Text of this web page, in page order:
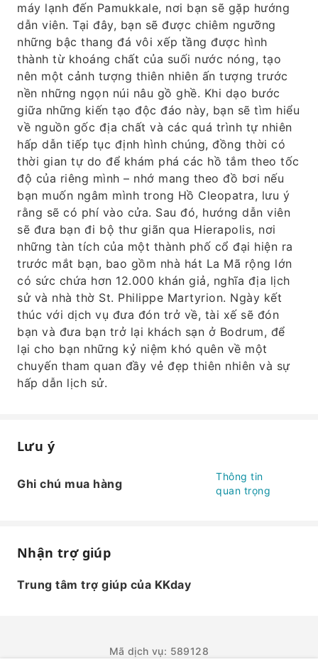
máy lạnh đến Pamukkale, nơi bạn sẽ gặp hướng
dẫn viên. Tại đây, bạn sẽ được chiêm ngưỡng
những bậc thang đá vôi xếp tầng được hình
thành từ khoáng chất của suối nước nóng, tạo
nên một cảnh tượng thiên nhiên ấn tượng trước
nền những ngọn núi nâu gồ ghề. Khi dạo bước
giữa những kiến ​​tạo độc đáo này, bạn sẽ tìm hiểu
về nguồn gốc địa chất và các quá trình tự nhiên
hấp dẫn tiếp tục định hình chúng, đồng thời có
thời gian tự do để khám phá các hồ tắm theo tốc
độ của riêng mình – nhớ mang theo đồ bơi nếu
bạn muốn ngâm mình trong Hồ Cleopatra, lưu ý
rằng sẽ có phí vào cửa. Sau đó, hướng dẫn viên
sẽ đưa bạn đi bộ thư giãn qua Hierapolis, nơi
những tàn tích của một thành phố cổ đại hiện ra
trước mắt bạn, bao gồm nhà hát La Mã rộng lớn
có sức chứa hơn 12.000 khán giả, nghĩa địa lịch
sử và nhà thờ St. Philippe Martyrion. Ngày kết
thúc với dịch vụ đưa đón trở về, tài xế sẽ đón
bạn và đưa bạn trở lại khách sạn ở Bodrum, để
lại cho bạn những kỷ niệm khó quên về một
chuyến tham quan đầy vẻ đẹp thiên nhiên và sự
hấp dẫn lịch sử.
Lưu ý
Ghi chú mua hàng
Thông tin
quan trọng
Nhận trợ giúp
Trung tâm trợ giúp của KKday
Mã dịch vụ: 589128